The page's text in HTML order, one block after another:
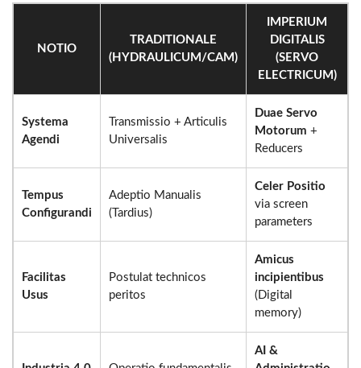
NOTIO
TRADITIONALE
(HYDRAULICUM/CAM)
IMPERIUM
DIGITALIS
(SERVO
ELECTRICUM)
Systema
Agendi
Transmissio + Articulis
Universalis
Duae Servo
Motorum +
Reducers
Tempus
Configurandi
Adeptio Manualis
(Tardius)
Celer Positio
via screen
parameters
Facilitas
Usus
Postulat technicos
peritos
Amicus
incipientibus
(Digital
memory)
AI &